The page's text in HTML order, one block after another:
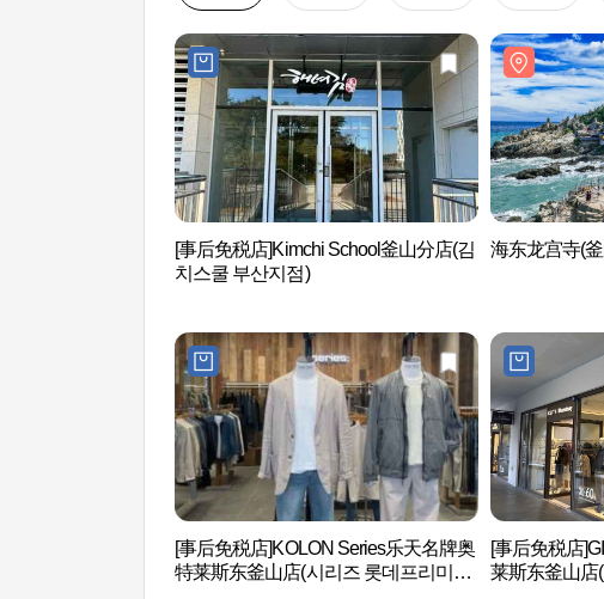
[事后免税店]Kimchi School釜山分店(김
치스쿨 부산지점)
海东龙宫寺(
[事后免税店]KOLON Series乐天名牌奥
特莱斯东釜山店(시리즈 롯데프리미엄
[事后免税店
莱斯东釜山店